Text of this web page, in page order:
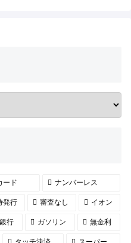
ード ナンバーレス
発行 審査なし イオン
銀行 ガソリン 無金利